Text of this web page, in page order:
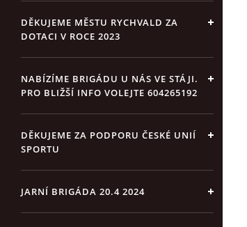
DĚKUJEME MĚSTU RYCHVALD ZA
DOTACI V ROCE 2023
NABÍZÍME BRIGÁDU U NÁS VE STÁJI.
PRO BLIŽŠÍ INFO VOLEJTE 604265192
DĚKUJEME ZA PODPORU ČESKÉ UNIÍ
SPORTU
JARNÍ BRIGÁDA 20.4 2024